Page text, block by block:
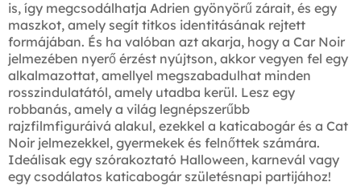
is, így megcsodálhatja Adrien gyönyörű zárait, és egy
maszkot, amely segít titkos identitásának rejtett
formájában. És ha valóban azt akarja, hogy a Car Noir
jelmezében nyerő érzést nyújtson, akkor vegyen fel egy
alkalmazottat, amellyel megszabadulhat minden
rosszindulatától, amely utadba kerül. Lesz egy
robbanás, amely a világ legnépszerűbb
rajzfilmfiguráivá alakul, ezekkel a katicabogár és a Cat
Noir jelmezekkel, gyermekek és felnőttek számára.
Ideálisak egy szórakoztató Halloween, karnevál vagy
egy csodálatos katicabogár születésnapi partijához!